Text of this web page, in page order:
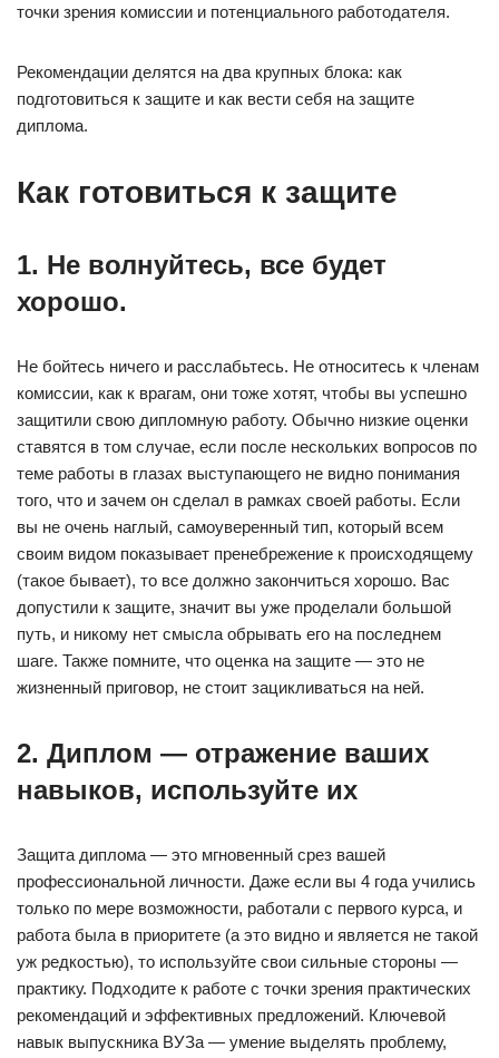
точки зрения комиссии и потенциального работодателя.
Рекомендации делятся на два крупных блока: как
подготовиться к защите и как вести себя на защите
диплома.
Как готовиться к защите
1. Не волнуйтесь, все будет
хорошо.
Не бойтесь ничего и расслабьтесь. Не относитесь к членам
комиссии, как к врагам, они тоже хотят, чтобы вы успешно
защитили свою дипломную работу. Обычно низкие оценки
ставятся в том случае, если после нескольких вопросов по
теме работы в глазах выступающего не видно понимания
того, что и зачем он сделал в рамках своей работы. Если
вы не очень наглый, самоуверенный тип, который всем
своим видом показывает пренебрежение к происходящему
(такое бывает), то все должно закончиться хорошо. Вас
допустили к защите, значит вы уже проделали большой
путь, и никому нет смысла обрывать его на последнем
шаге. Также помните, что оценка на защите — это не
жизненный приговор, не стоит зацикливаться на ней.
2. Диплом — отражение ваших
навыков, используйте их
Защита диплома — это мгновенный срез вашей
профессиональной личности. Даже если вы 4 года учились
только по мере возможности, работали с первого курса, и
работа была в приоритете (а это видно и является не такой
уж редкостью), то используйте свои сильные стороны —
практику. Подходите к работе с точки зрения практических
рекомендаций и эффективных предложений. Ключевой
навык выпускника ВУЗа — умение выделять проблему,